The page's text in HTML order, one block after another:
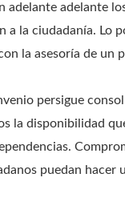
adelante adelante
a la ciudadanía. Lo
la asesoría de un
persigue
la disponibilidad
puedan hacer